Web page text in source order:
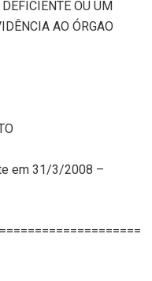
OU UM
AO ÓRGAO
em 31/3/2008 –